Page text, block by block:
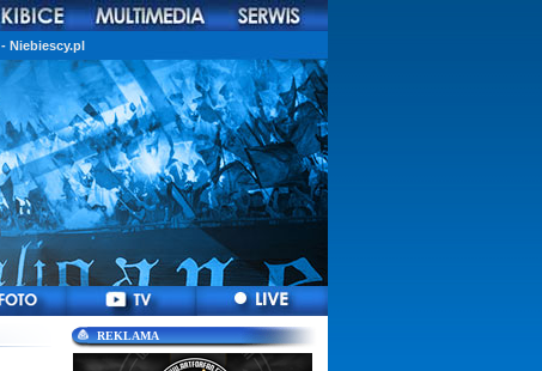
Niebiescy.pl
REKLAMA